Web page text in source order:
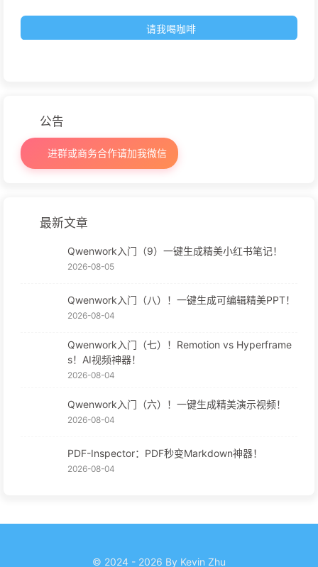
请我喝咖啡
公告
进群或商务合作请加我微信
最新文章
Qwenwork入门（9）一键生成精美小红书笔记！
2026-08-05
Qwenwork入门（八）！一键生成可编辑精美PPT！
2026-08-04
Qwenwork入门（七）！Remotion vs Hyperframe
s！AI视频神器！
2026-08-04
Qwenwork入门（六）！一键生成精美演示视频！
2026-08-04
PDF-Inspector：PDF秒变Markdown神器！
2026-08-04
© 2024 - 2026 By Kevin Zhu